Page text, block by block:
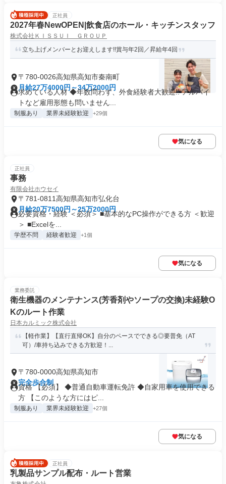
正社員
2027年春NewOPEN|飲食店のホール・キッチンスタッフ
株式会社ＫＩＳＳＵＩ ＧＲＯＵＰ
立ち上げメンバーとお迎えします!!賞与年2回／昇給年4回
〒780-0026高知県高知市秦南町
月給27万4000円～34万2000円
求めている人材 ◆年数問わず、外食経験者大歓迎!! アルバイ
トなど雇用形態も問いません...
制服あり 業界未経験歓迎 +29個
気になる
正社員
事務
有限会社ホウセイ
〒781-0811高知県高知市弘化台
月給20万7500円～25万2000円
必要資格・経験 ＜必須＞ ■基本的なPC操作ができる方 ＜歓迎
＞ ■Excelを...
学歴不問 経験者歓迎 +1個
気になる
業務委託
衛生機器のメンテナンス(芳香剤やソープの交換)未経験O
Kのルート作業
日本カルミック株式会社
【軽作業】【直行直帰OK】自分のペースでできる◎要普免（AT
可）/車持ち込みできる方歓迎！...
〒780-0000高知県高知市
完全歩合制
資格 【必須】 ◆普通自動車運転免許 ◆自家用車を使用できる
方 【このような方にはピ...
制服あり 業界未経験歓迎 +27個
気になる
正社員
乳製品サンプル配布・ルート営業